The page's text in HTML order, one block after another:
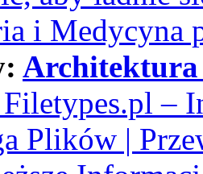
i Medycyna
–
Plików |